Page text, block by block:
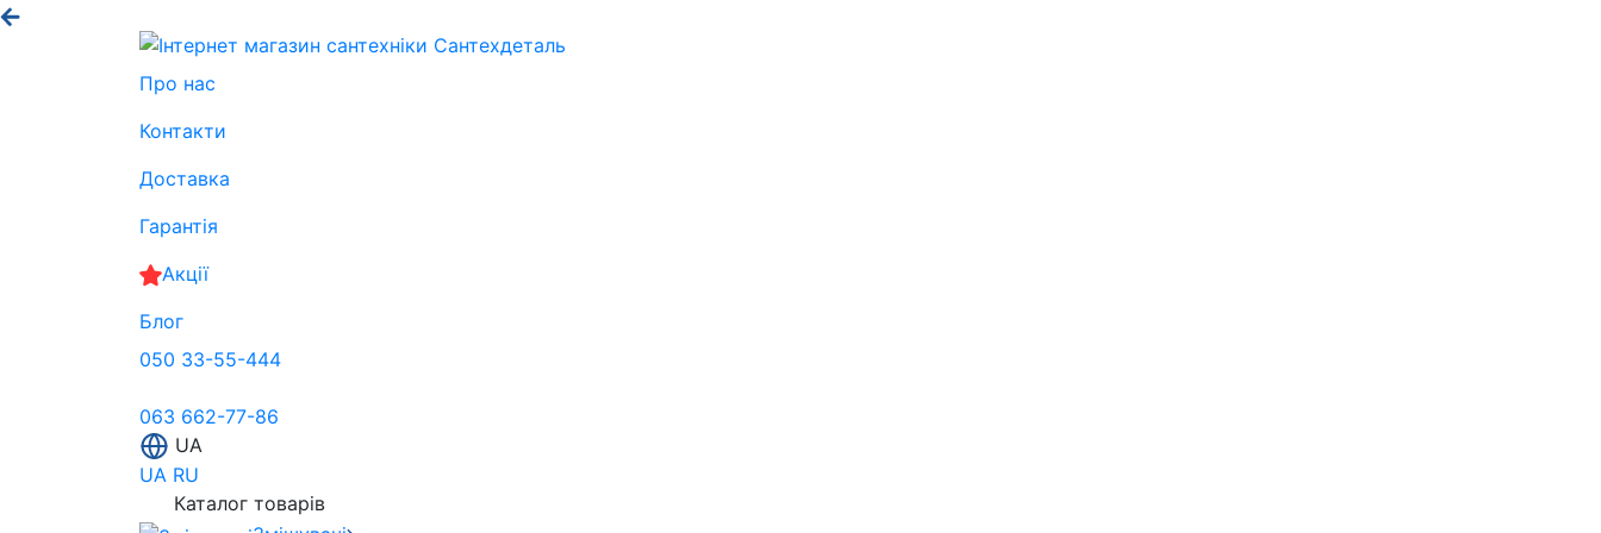
Про нас
Контакти
Доставка
Гарантія
Акції
Блог
050 33-55-444
063 662-77-86
UA
UA RU
Каталог товарів